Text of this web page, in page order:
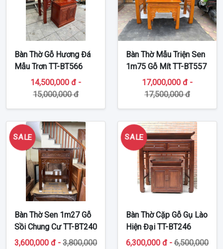
Bàn Thờ Gỗ Hương Đá
Mẫu Trơn TT-BT566
14,500,000 đ -
15,000,000 đ
Bàn Thờ Mẫu Triện Sen
1m75 Gỗ Mít TT-BT557
17,000,000 đ -
17,500,000 đ
SALE
Bàn Thờ Sen 1m27 Gỗ
Sồi Chung Cư TT-BT240
3,600,000 đ - 3,800,000
SALE
Bàn Thờ Cặp Gỗ Gụ Lào
Hiện Đại TT-BT246
6,300,000 đ - 6,500,000